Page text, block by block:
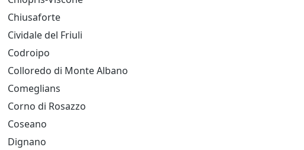
Chiusaforte
Cividale del Friuli
Codroipo
Colloredo di Monte Albano
Comeglians
Corno di Rosazzo
Coseano
Dignano